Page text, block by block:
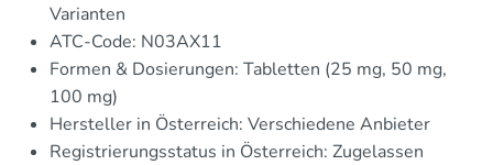
Varianten
ATC-Code: N03AX11
Formen & Dosierungen: Tabletten (25 mg, 50 mg,
100 mg)
Hersteller in Österreich: Verschiedene Anbieter
Registrierungsstatus in Österreich: Zugelassen